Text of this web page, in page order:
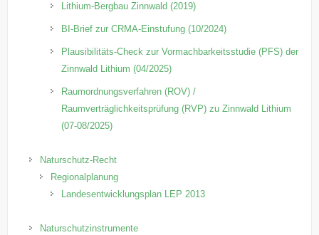
Lithium-Bergbau Zinnwald (2019)
BI-Brief zur CRMA-Einstufung (10/2024)
Plausibilitäts-Check zur Vormachbarkeitsstudie (PFS) der
Zinnwald Lithium (04/2025)
Raumordnungsverfahren (ROV) /
Raumverträglichkeitsprüfung (RVP) zu Zinnwald Lithium
(07-08/2025)
Naturschutz-Recht
Regionalplanung
Landesentwicklungsplan LEP 2013
Naturschutzinstrumente